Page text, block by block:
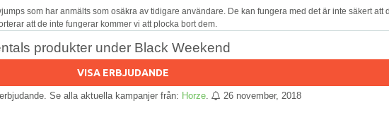
som har anmälts som osäkra av tidigare användare. De kan fungera med det är inte säkert att
att de inte fungerar kommer vi att plocka bort dem.
produkter under Black Weekend
VISA ERBJUDANDE
Se alla aktuella kampanjer från: Horze 26 november, 2018